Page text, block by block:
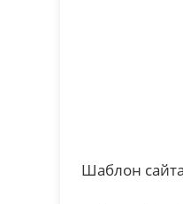
Шаблон